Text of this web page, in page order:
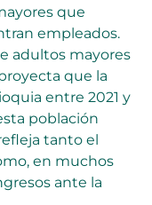
que
empleados.
adultos mayores
que la
entre 2021 y
población
tanto el
en muchos
ante la